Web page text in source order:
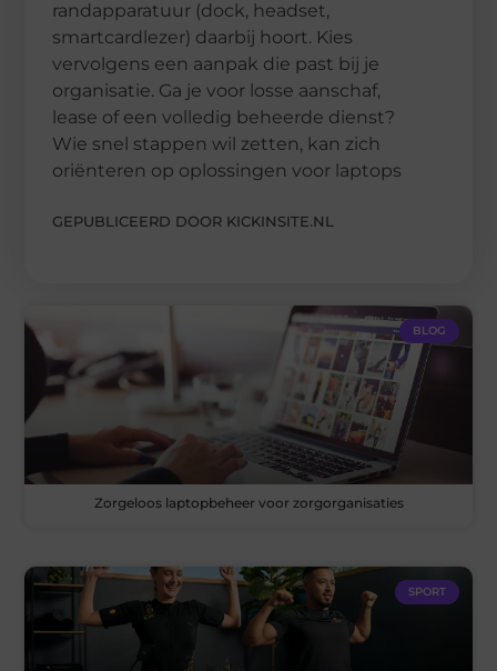
randapparatuur (dock, headset,
smartcardlezer) daarbij hoort. Kies
vervolgens een aanpak die past bij je
organisatie. Ga je voor losse aanschaf,
lease of een volledig beheerde dienst?
Wie snel stappen wil zetten, kan zich
oriënteren op oplossingen voor laptops
GEPUBLICEERD DOOR KICKINSITE.NL
BLOG
Zorgeloos laptopbeheer voor zorgorganisaties
SPORT